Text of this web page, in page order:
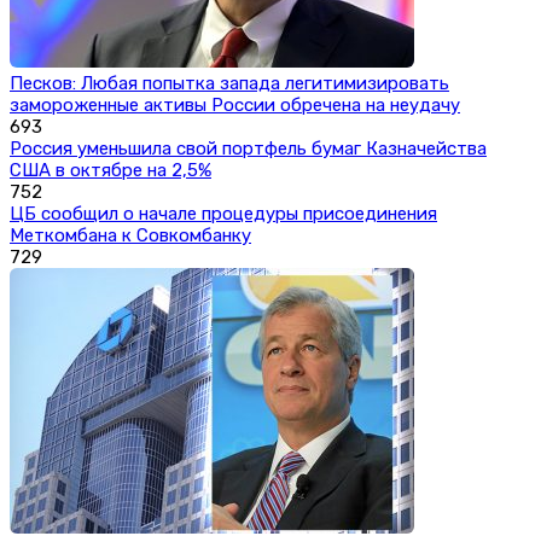
Песков: Любая попытка запада легитимизировать
замороженные активы России обречена на неудачу
693
Россия уменьшила свой портфель бумаг Казначейства
США в октябре на 2,5%
752
ЦБ сообщил о начале процедуры присоединения
Меткомбана к Совкомбанку
729